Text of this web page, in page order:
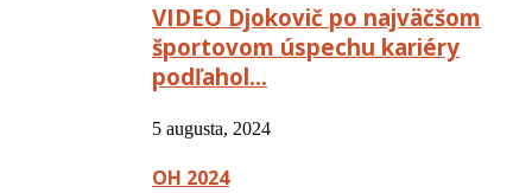
VIDEO Djokovič po najväčšom
športovom úspechu kariéry
podľahol…
5 augusta, 2024
OH 2024